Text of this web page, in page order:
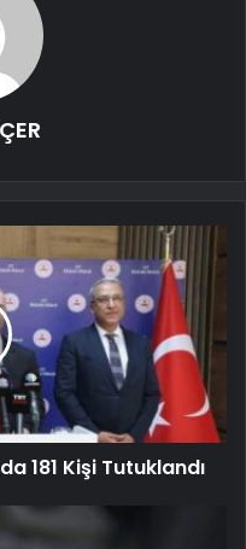
181 Kişi Tutuklandı